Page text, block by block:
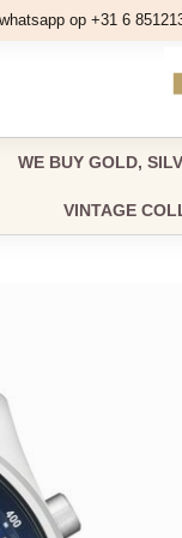
op +31 6
WE BUY GOLD,
VINTAGE